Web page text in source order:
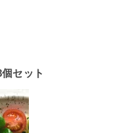
セット